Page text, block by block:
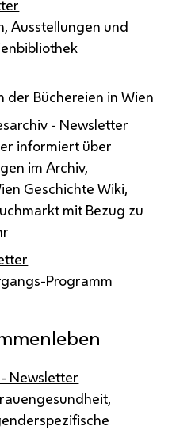
Ausstellungen und
Büchereien in Wien
- Newsletter
informiert über
im Archiv,
Geschichte Wiki,
mit Bezug zu
Programm
Newsletter